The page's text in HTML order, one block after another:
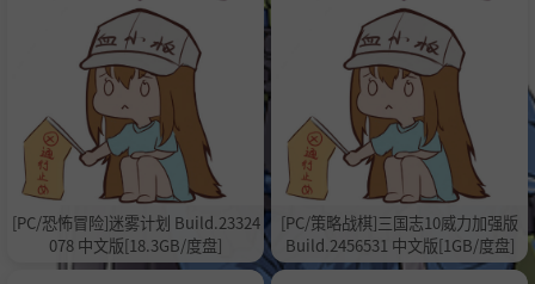
[PC/恐怖冒险]迷雾计划 Build.23324
078 中文版[18.3GB/度盘]
[PC/策略战棋]三国志10威力加强版
Build.2456531 中文版[1GB/度盘]